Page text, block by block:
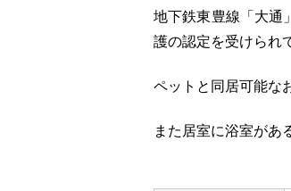
地下鉄東豊線「大通
護の認定を受けられ
ペットと同居可能な
また居室に浴室があ